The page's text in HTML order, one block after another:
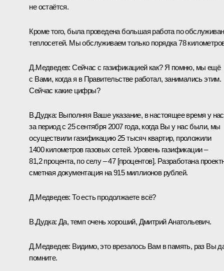
не остаётся.
Кроме того, была проведена большая работа по
теплосетей. Мы обслуживаем только порядка 78
Д.Медведев: Сейчас с газификацией как? Я помню, мы ещё
с Вами, когда я в Правительстве работал, занимались этим.
Сейчас какие цифры?
В.Дудка: Выполняя Ваше указание, в настоящее время у нас
за период с 25 сентября 2007 года, когда Вы у нас были, мы
осуществили газификацию 25 тысяч квартир, проложили
1400 километров газовых сетей. Уровень газификации –
81,2 процента, по селу – 47 [процентов]. Разработана
сметная документация на 915 миллионов рублей.
Д.Медведев: То есть продолжаете всё?
В.Дудка: Да, темп очень хороший, Дмитрий Анатольевич.
Д.Медведев: Видимо, это врезалось Вам в память, раз Вы
помните.